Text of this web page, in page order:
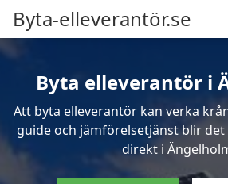
Byta-elleverantör.se
Byta elleverantör i
Att byta elleverantör kan verka
guide och jämförelsetjänst blir
direkt i